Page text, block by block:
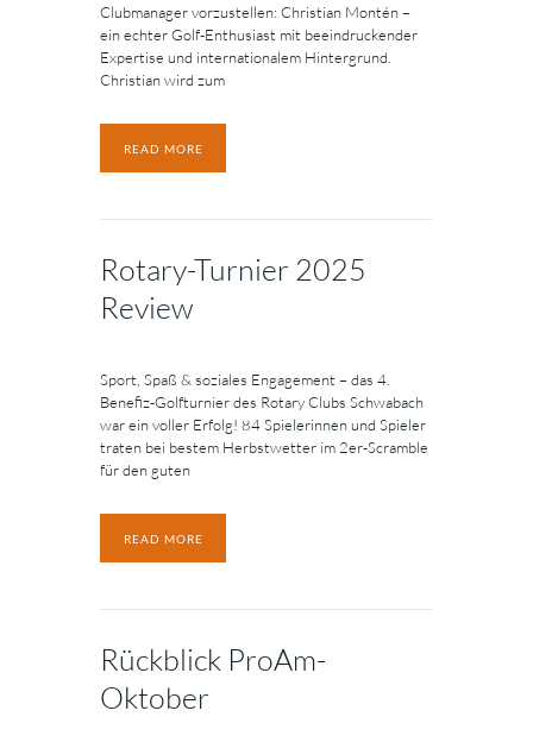
Clubmanager vorzustellen: Christian Montén –
ein echter Golf-Enthusiast mit beeindruckender
Expertise und internationalem Hintergrund.
Christian wird zum
READ MORE
Rotary-Turnier 2025
Review
Sport, Spaß & soziales Engagement – das 4.
Benefiz-Golfturnier des Rotary Clubs Schwabach
war ein voller Erfolg! 84 Spielerinnen und Spieler
traten bei bestem Herbstwetter im 2er-Scramble
für den guten
READ MORE
Rückblick ProAm-
Oktober